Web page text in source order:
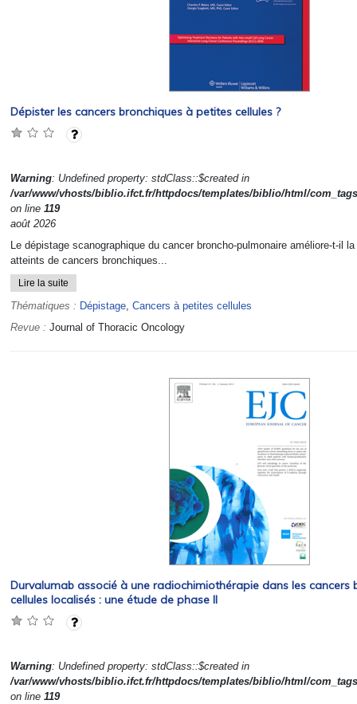
Dépister les cancers bronchiques à petites cellules ?
Warning: Undefined property: stdClass::$created in
/var/www/vhosts/biblio.ifct.fr/httpdocs/templates/biblio/html/
on line 119
août 2026
Le dépistage scanographique du cancer broncho-pulmonaire améliore-t-il
atteints de cancers bronchiques...
Lire la suite
Thématiques : Dépistage, Cancers à petites cellules
Revue : Journal of Thoracic Oncology
Durvalumab associé à une radiochimiothérapie dans les cancers
cellules localisés : une étude de phase II
Warning: Undefined property: stdClass::$created in
/var/www/vhosts/biblio.ifct.fr/httpdocs/templates/biblio/html/
on line 119